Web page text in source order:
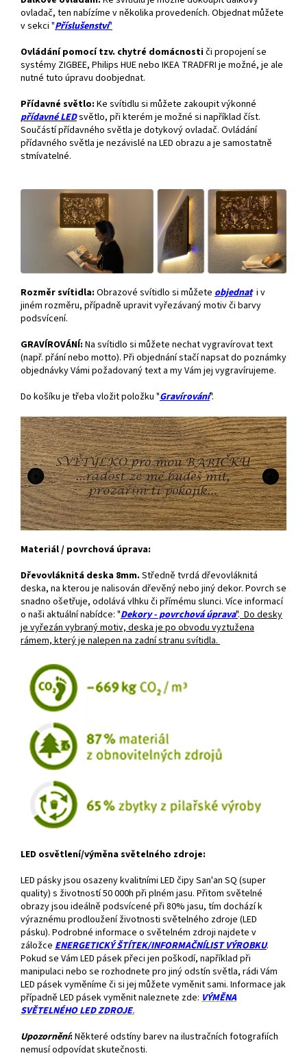
ovladač, ten nabízíme v několika provedeních. Objednat můžete
v sekci "Příslušenství"
Ovládání pomocí tzv. chytré domácnostiči propojení se
systémy ZIGBEE, Philips HUE nebo IKEA TRADFRI je možné, je ale
nutné tuto úpravu doobjednat.
Přídavné světlo: Ke svítidlu si můžete zakoupit výkonné
přídavnéLEDsvětlo, při kterém je možné si například číst.
Součástí přídavného světla je dotykový ovladač. Ovládání
přídavného světla je nezávislé na LED obrazu a je samostatně
stmívatelné.
Rozměr svítidla: Obrazové svítidlo si můžete objednat i v
jiném rozměru, případně upravit vyřezávaný motiv či barvy
podsvícení.
GRAVÍROVÁNÍ: Na svítidlo si můžete nechat vygravírovat text
(např. přání nebo motto). Při objednání stačí napsat do poznámky
objednávky Vámi požadovaný text a my Vám jej vygravírujeme.
Do košíku je třeba vložit položku "Gravírování".
Materiál / povrchová úprava:
Dřevovláknitá deska 8mm. Středně tvrdá dřevovláknitá
deska, na kterou je nalisován dřevěný nebo jiný dekor. Povrch se
snadno ošetřuje, odolává vlhku či přímému slunci. Více informací
o naši aktuální nabídce: "Dekory - povrchová úprava". Do desky
je vyřezán vybraný motiv, deska je po obvodu vyztužena
rámem, který je nalepen na zadní stranu svítidla.
LED osvětlení/výměna světelného zdroje:
LED pásky jsou osazeny kvalitními LED čipy San'an SQ (super
quality) s životností 50 000h při plném jasu. Přitom světelné
obrazy jsou ideálně podsvícené při 80% jasu, tím dochází k
výraznému prodloužení životnosti světelného zdroje (LED
pásku). Podrobné informace o světelném zdroji najdete v
záložce ENERGETICKÝ ŠTÍTEK/INFORMAČNÍLIST VÝROBKU.
Pokud se Vám LED pásek přeci jen poškodí, například při
manipulaci nebo se rozhodnete pro jiný odstín světla, rádi Vám
LED pásek vyměníme či si jej můžete vyměnit sami. Informace jak
případně LED pásek vyměnit naleznete zde: VÝMĚNA
SVĚTELNÉHO LED ZDROJE.
Upozornění: Některé odstíny barev na ilustračních fotografiích
nemusí odpovídat skutečnosti.